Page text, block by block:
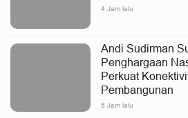
4 Jam lalu
Andi Sudirman
Penghargaan
Perkuat
Pembangunan
5 Jam lalu